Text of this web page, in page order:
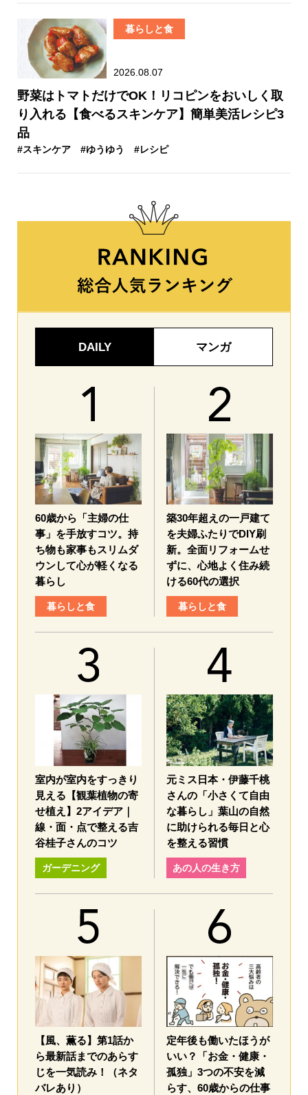
暮らしと食
2026.08.07
野菜はトマトだけでOK！リコピンをおいしく取
り入れる【食べるスキンケア】簡単美活レシピ3
品
#スキンケア #ゆうゆう #レシピ
DAILY マンガ
60歳から「主婦の仕
事」を手放すコツ。持
ち物も家事もスリムダ
ウンして心が軽くなる
暮らし
暮らしと食
築30年超えの一戸建て
を夫婦ふたりでDIY刷
新。全面リフォームせ
ずに、心地よく住み続
ける60代の選択
暮らしと食
室内が室内をすっきり
見える【観葉植物の寄
せ植え】2アイデア｜
線・面・点で整える吉
谷桂子さんのコツ
ガーデニング
元ミス日本・伊藤千桃
さんの「小さくて自由
な暮らし」葉山の自然
に助けられる毎日と心
を整える習慣
あの人の生き方
【風、薫る】第1話か
ら最新話までのあらす
じを一気読み！（ネタ
バレあり）
定年後も働いたほうが
いい？「お金・健康・
孤独」3つの不安を減
らす、60歳からの仕事